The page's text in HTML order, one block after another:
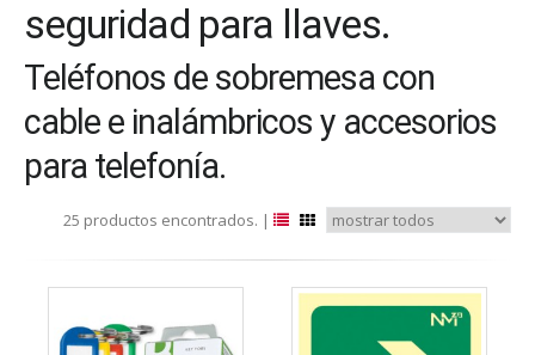
seguridad para llaves.
Teléfonos de sobremesa con
cable e inalámbricos y accesorios
para telefonía.
25 productos encontrados. |